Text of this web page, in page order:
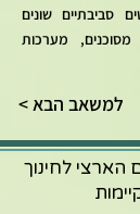
סביבתיים שונים
מסוכנים, מערכות
< למשאב הבא
הארצי לחינוך